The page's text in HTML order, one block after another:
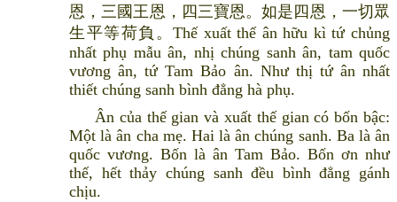
恩，三國王恩，四三寶恩。如是四恩，一切眾
生平等荷負。Thế xuất thế ân hữu kì tứ chủng
nhất phụ mẫu ân, nhị chúng sanh ân, tam quốc
vương ân, tứ Tam Bảo ân. Như thị tứ ân nhất
thiết chúng sanh bình đẳng hà phụ.
Ân của thế gian và xuất thế gian có bốn bậc:
Một là ân cha mẹ. Hai là ân chúng sanh. Ba là ân
quốc vương. Bốn là ân Tam Bảo. Bốn ơn như
thế, hết thảy chúng sanh đều bình đẳng gánh
chịu.